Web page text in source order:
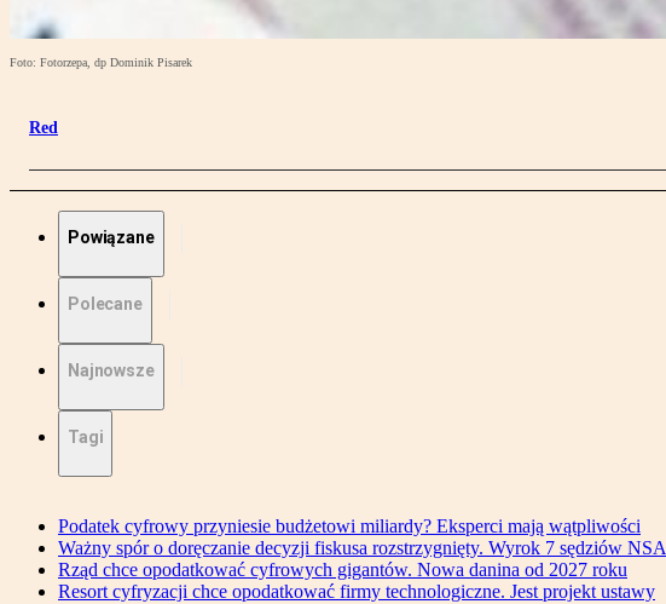
Foto: Fotorzepa, dp Dominik Pisarek
Red
Powiązane
Polecane
Najnowsze
Tagi
Podatek cyfrowy przyniesie budżetowi miliardy? Eksperci mają wątpliwości
Ważny spór o doręczanie decyzji fiskusa rozstrzygnięty. Wyrok 7 sędziów NSA
Rząd chce opodatkować cyfrowych gigantów. Nowa danina od 2027 roku
Resort cyfryzacji chce opodatkować firmy technologiczne. Jest projekt ustawy